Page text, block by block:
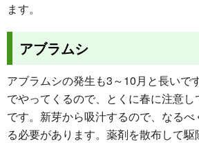
ます。
アブラムシ
アブラムシの発生も3～10月と長いで
でやってくるので、とくに春に注意
です。新芽から吸汁するので、なる
る必要があります。薬剤を散布して駆